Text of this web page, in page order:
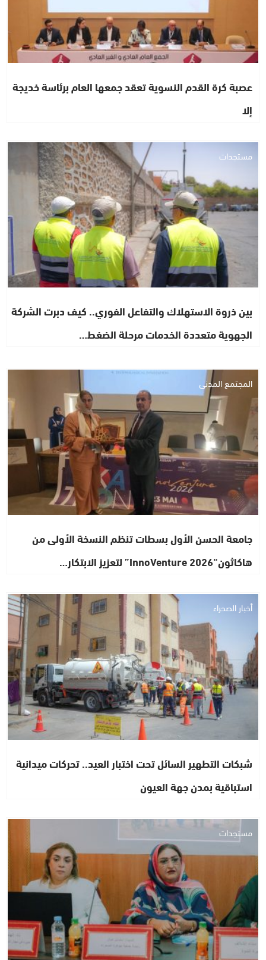
عصبة كرة القدم النسوية تعقد جمعها العام برئاسة خديجة
إلا
مستجدات
بين ذروة الاستهلاك والتفاعل الفوري.. كيف دبرت الشركة
الجهوية متعددة الخدمات مرحلة الضغط…
المجتمع المدني
جامعة الحسن الأول بسطات تنظم النسخة الأولى من
هاكاثون“InnoVenture 2026” لتعزيز الابتكار…
أخبار الصحراء
شبكات التطهير السائل تحت اختبار العيد.. تحركات ميدانية
استباقية بمدن جهة العيون
مستجدات